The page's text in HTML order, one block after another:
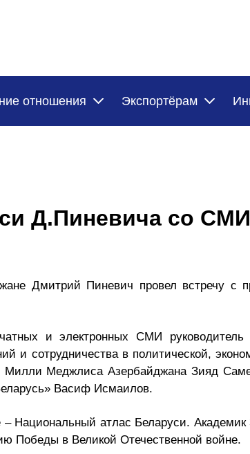
отношения Экспортёрам
Д.Пиневича со СМИ
Дмитрий Пиневич провел встречу с
и электронных СМИ
и сотрудничества в политической,
Милли Меджлиса Азербайджана Зияд
Васиф Исмаилов.
Национальный атлас Беларуси.
Победы в Великой Отечественной войне.